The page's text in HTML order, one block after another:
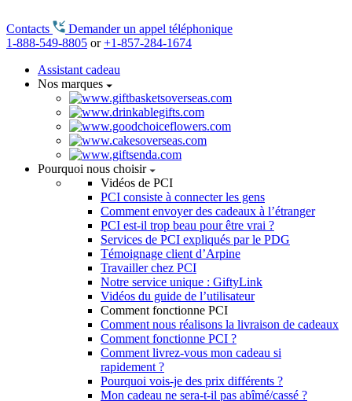
Contacts
Demander un appel téléphonique
1-888-549-8805 or+1-857-284-1674
Assistant cadeau
Nos marques
Pourquoi nous choisir
Vidéos de PCI
PCI consiste à connecter les gens
Comment envoyer des cadeaux à l’étranger
PCI est-il trop beau pour être vrai ?
Services de PCI expliqués par le PDG
Témoignage client d’Arpine
Travailler chez PCI
Notre service unique : GiftyLink
Vidéos du guide de l’utilisateur
Comment fonctionne PCI
Comment nous réalisons la livraison de cadeaux
Comment fonctionne PCI ?
Comment livrez-vous mon cadeau si
rapidement ?
Pourquoi vois-je des prix différents ?
Mon cadeau ne sera-t-il pas abîmé/cassé ?